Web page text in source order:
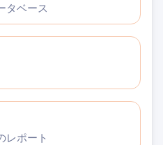
タベース
レポート